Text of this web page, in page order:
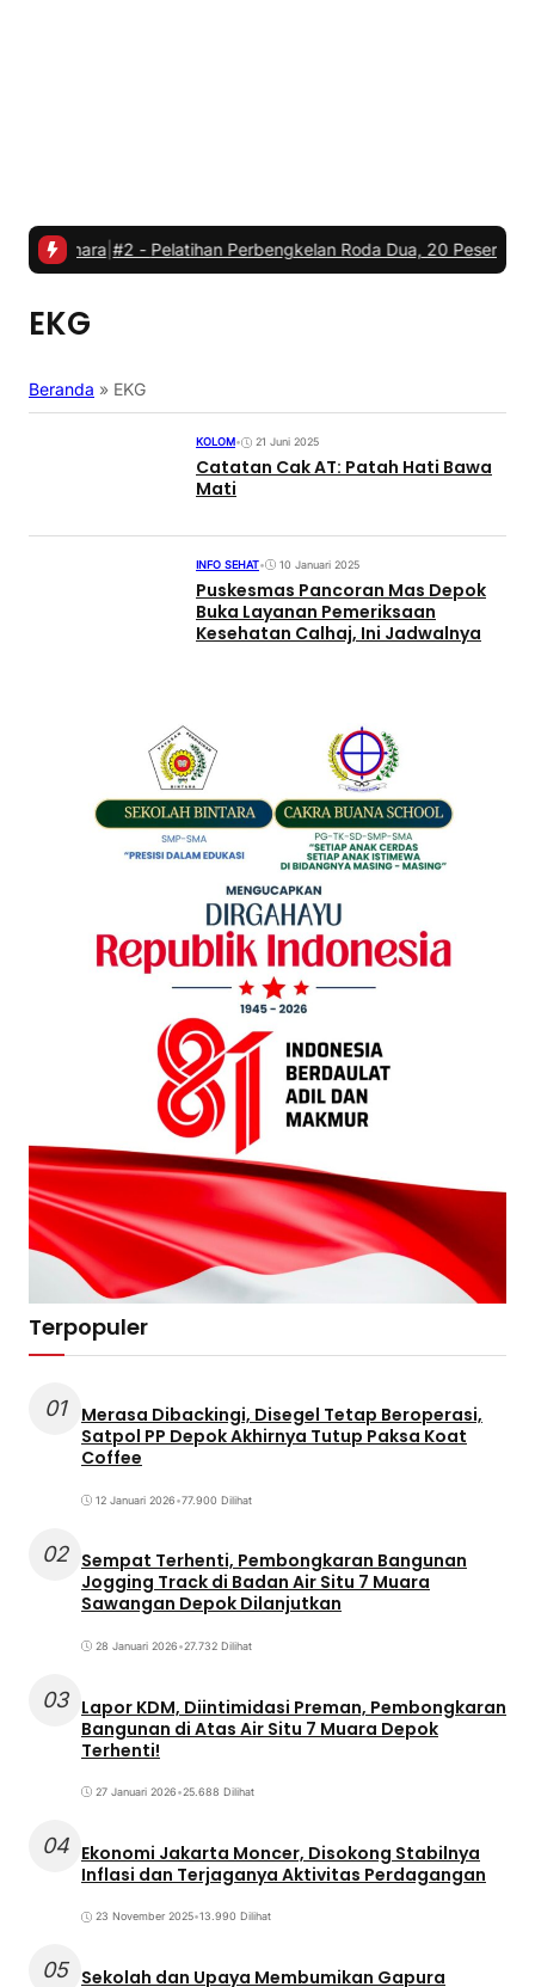
| #2 -Pelatihan Perbengkelan Roda Dua, 20 Peserta
EKG
Beranda » EKG
KOLOM• 21 Juni 2025
Catatan Cak AT: Patah Hati Bawa
Mati
INFO SEHAT• 10 Januari 2025
Puskesmas Pancoran Mas Depok
Buka Layanan Pemeriksaan
Kesehatan Calhaj, Ini Jadwalnya
Terpopuler
01
Merasa Dibackingi, Disegel Tetap Beroperasi,
Satpol PP Depok Akhirnya Tutup Paksa Koat
Coffee
12 Januari 2026•77.900 Dilihat
02 Sempat Terhenti, Pembongkaran Bangunan
Jogging Track di Badan Air Situ 7 Muara
Sawangan Depok Dilanjutkan
28 Januari 2026•27.732 Dilihat
03 Lapor KDM, Diintimidasi Preman, Pembongkaran
Bangunan di Atas Air Situ 7 Muara Depok
Terhenti!
27 Januari 2026•25.688 Dilihat
04 Ekonomi Jakarta Moncer, Disokong Stabilnya
Inflasi dan Terjaganya Aktivitas Perdagangan
23 November 2025•13.990 Dilihat
05 Sekolah dan Upaya Membumikan Gapura